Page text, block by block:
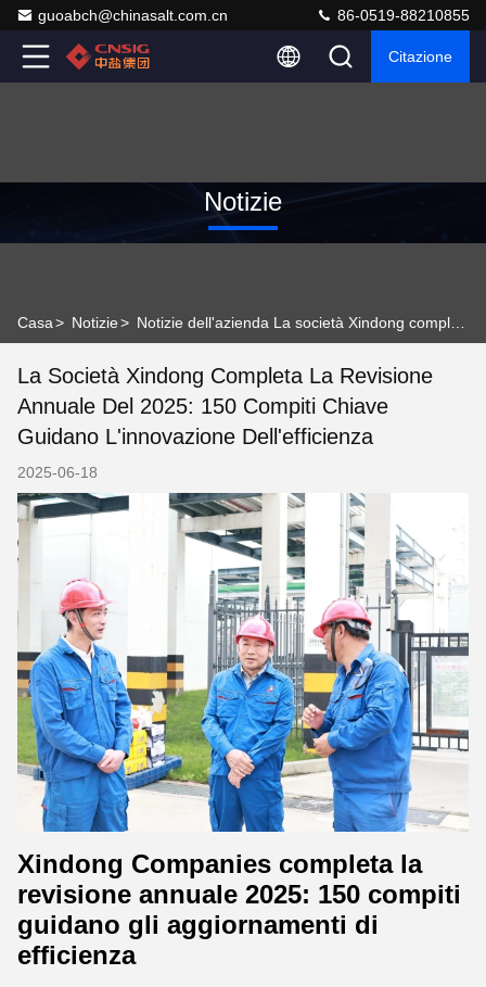
guoabch@chinasalt.com.cn 86-0519-88210855
Citazione
Notizie
Casa> Notizie>
La Società Xindong Completa La Revisione
Annuale Del 2025: 150 Compiti Chiave
Guidano L'innovazione Dell'efficienza
2025-06-18
Xindong Companies completa la
revisione annuale 2025: 150 compiti
guidano gli aggiornamenti di
efficienza